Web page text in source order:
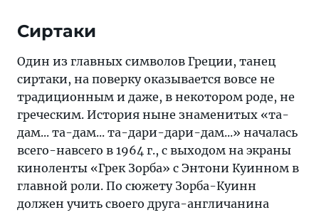
Сиртаки
Один из главных символов Греции, танец
сиртаки, на поверку оказывается вовсе не
традиционным и даже, в некотором роде, не
греческим. История ныне знаменитых «та-
дам... та-дам... та-дари-дари-дам...» началась
всего-навсего в 1964 г., с выходом на экраны
киноленты «Грек Зорба» с Энтони Куинном в
главной роли. По сюжету Зорба-Куинн
должен учить своего друга-англичанина